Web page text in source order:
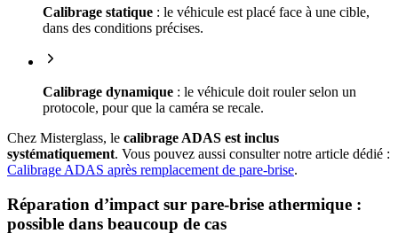
Calibrage statique : le véhicule est placé face à une cible,
dans des conditions précises.
Calibrage dynamique : le véhicule doit rouler selon un
protocole, pour que la caméra se recale.
Chez Misterglass, le calibrage ADAS est inclus
systématiquement. Vous pouvez aussi consulter notre article dédié :
Calibrage ADAS après remplacement de pare-brise.
Réparation d’impact sur pare-brise athermique :
possible dans beaucoup de cas